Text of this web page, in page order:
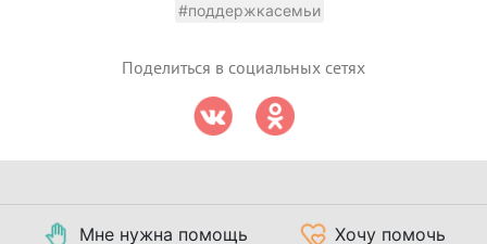
#поддержкасемьи
Поделиться в социальных сетях
Мне нужна помощь Хочу помочь